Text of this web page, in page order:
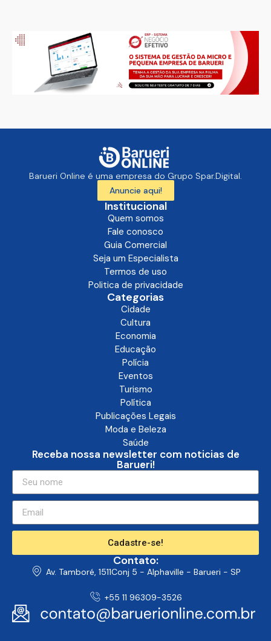
Barueri Online é uma empresa do Grupo Spar.Digital.
Anuncie aqui!
Institucional
Quem somos
Fale conosco
Guia Comercial
Seja um Especialista
Termos de uso
Politica de privacidade
Categorias
Cidade
Cultura
Economia
Educação
Polícia
Eventos
Turismo
Política
Publicações Legais
Moda e Beleza
Receba nossa newsletter com noticias de
Contato:
Av. Tamboré, 1511Conj 5 - Alphaville - Barueri - SP